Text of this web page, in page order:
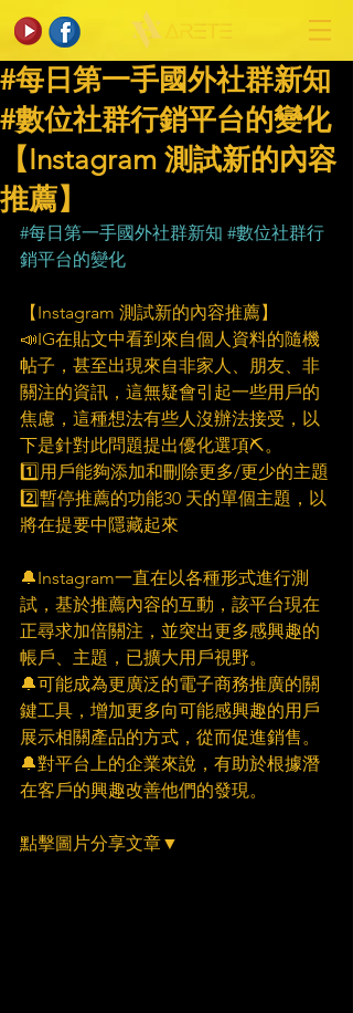
#每日第一手國外社群新知
#數位社群行銷平台的變化
【Instagram 測試新的內容
推薦】
#每日第一手國外社群新知 #數位社群行
銷平台的變化
【Instagram 測試新的內容推薦】
📣IG在貼文中看到來自個人資料的隨機
帖子，甚至出現來自非家人、朋友、非
關注的資訊，這無疑會引起一些用戶的
焦慮，這種想法有些人沒辦法接受，以
下是針對此問題提出優化選項⛏。
1️⃣用戶能夠添加和刪除更多/更少的主題
2️⃣暫停推薦的功能30 天的單個主題，以
將在提要中隱藏起來
🔔Instagram一直在以各種形式進行測
試，基於推薦內容的互動，該平台現在
正尋求加倍關注，並突出更多感興趣的
帳戶、主題，已擴大用戶視野。
🔔可能成為更廣泛的電子商務推廣的關
鍵工具，增加更多向可能感興趣的用戶
展示相關產品的方式，從而促進銷售。
🔔對平台上的企業來說，有助於根據潛
在客戶的興趣改善他們的發現。
點擊圖片分享文章▼